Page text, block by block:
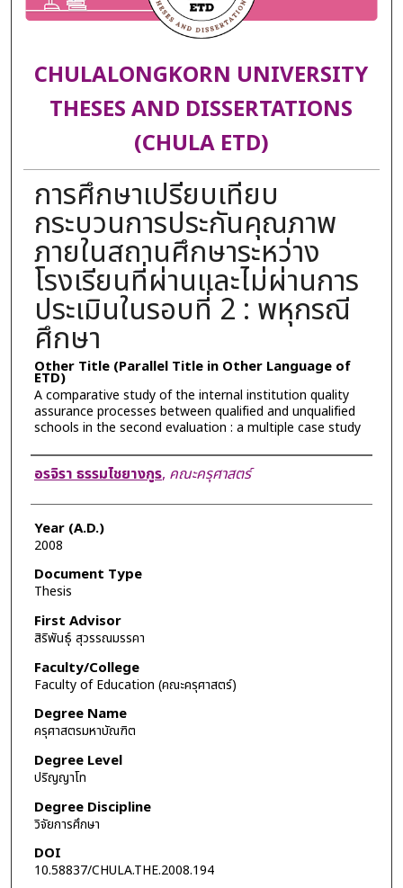
CHULALONGKORN UNIVERSITY
THESES AND DISSERTATIONS
(CHULA ETD)
การศึกษาเปรียบเทียบ
กระบวนการประกันคุณภาพ
ภายในสถานศึกษาระหว่าง
โรงเรียนที่ผ่านและไม่ผ่านการ
ประเมินในรอบที่ 2 : พหุกรณี
ศึกษา
Other Title (Parallel Title in Other Language of
ETD)
A comparative study of the internal institution quality
assurance processes between qualified and unqualified
schools in the second evaluation : a multiple case study
Author
อรจิรา ธรรมไชยางกูร, คณะครุศาสตร์
Year (A.D.)
2008
Document Type
Thesis
First Advisor
สิริพันธุ์ สุวรรณมรรคา
Faculty/College
Faculty of Education (คณะครุศาสตร์)
Degree Name
ครุศาสตรมหาบัณฑิต
Degree Level
ปริญญาโท
Degree Discipline
วิจัยการศึกษา
DOI
10.58837/CHULA.THE.2008.194